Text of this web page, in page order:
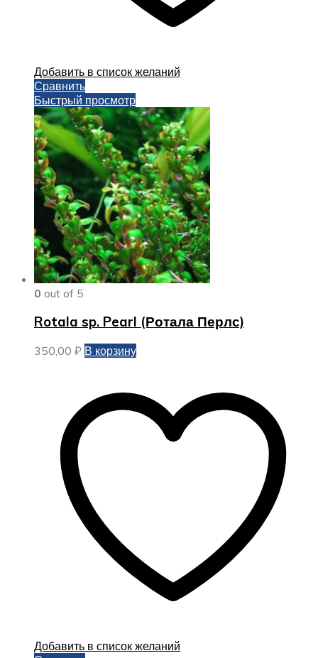
Добавить в список желаний
Сравнить
Быстрый просмотр
0 out of 5
Rotala sp. Pearl (Ротала Перлс)
350,00 ₽ В корзину
Добавить в список желаний